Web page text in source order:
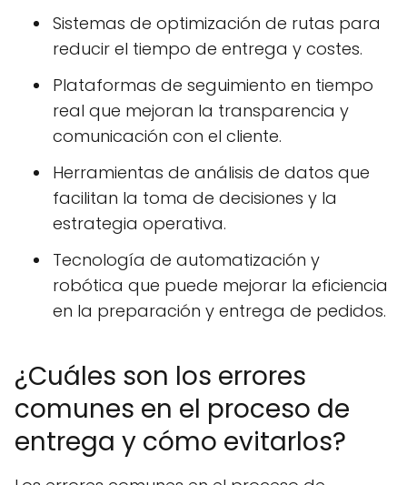
Sistemas de optimización de rutas para
reducir el tiempo de entrega y costes.
Plataformas de seguimiento en tiempo
real que mejoran la transparencia y
comunicación con el cliente.
Herramientas de análisis de datos que
facilitan la toma de decisiones y la
estrategia operativa.
Tecnología de automatización y
robótica que puede mejorar la eficiencia
en la preparación y entrega de pedidos.
¿Cuáles son los errores
comunes en el proceso de
entrega y cómo evitarlos?